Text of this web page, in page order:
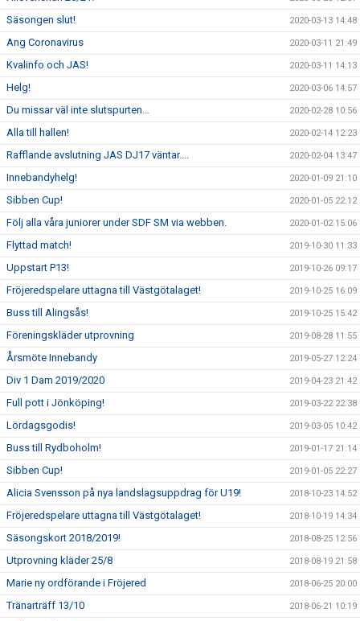
Säsongen slut! 2020-03-13 14:48
Ang Coronavirus 2020-03-11 21:49
Kvalinfo och JAS! 2020-03-11 14:13
Helg! 2020-03-06 14:57
Du missar väl inte slutspurten… 2020-02-28 10:56
Alla till hallen! 2020-02-14 12:23
Rafflande avslutning JAS DJ17 väntar.... 2020-02-04 13:47
Innebandyhelg! 2020-01-09 21:10
Sibben Cup! 2020-01-05 22:12
Följ alla våra juniorer under SDF SM via webben. 2020-01-02 15:06
Flyttad match! 2019-10-30 11:33
Uppstart P13! 2019-10-26 09:17
Fröjeredspelare uttagna till Västgötalaget! 2019-10-25 16:09
Buss till Alingsås! 2019-10-25 15:42
Föreningskläder utprovning 2019-08-28 11:55
Årsmöte Innebandy 2019-05-27 12:24
Div 1 Dam 2019/2020 2019-04-23 21:42
Full pott i Jönköping! 2019-03-22 22:38
Lördagsgodis! 2019-03-05 10:42
Buss till Rydboholm! 2019-01-17 21:14
Sibben Cup! 2019-01-05 22:27
Alicia Svensson på nya landslagsuppdrag för U19! 2018-10-23 14:52
Fröjeredspelare uttagna till Västgötalaget! 2018-10-19 14:34
Säsongskort 2018/2019! 2018-08-25 12:56
Utprovning kläder 25/8 2018-08-19 21:58
Marie ny ordförande i Fröjered 2018-06-25 20:00
Tränarträff 13/10 2018-06-21 10:19